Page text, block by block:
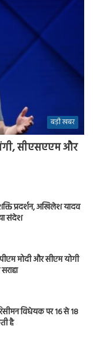
बड़ी खबर
सीएसएएम और
प्रदर्शन, अखिलेश यादव
संदेश
मोदी और सीएम योगी
विधेयक पर 16 से 18
है